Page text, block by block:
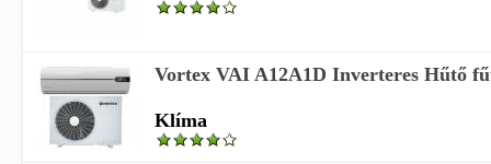
Vortex VAI A12A1D Inverteres Hűtő
Klíma